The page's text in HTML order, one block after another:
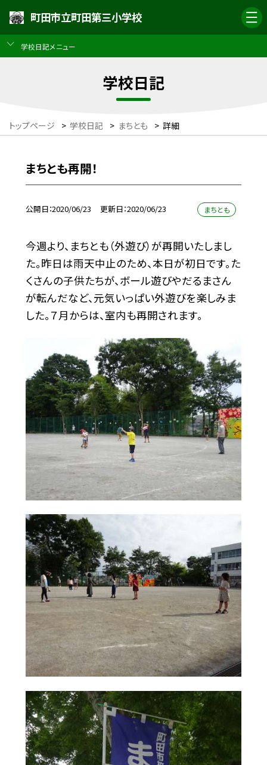
町田市立町田第三小学校
学校日記メニュー
学校日記
トップページ > 学校日記 > まちとも > 詳細
まちとも再開！
公開日 2020/06/23 更新日 2020/06/23 まちとも
今週より、まちとも（外遊び）が再開いたしまし
た。昨日は雨天中止のため、本日が初日です。た
くさんの子供たちが、ボール遊びやだるまさん
が転んだなど、元気いっぱい外遊びを楽しみま
した。７月からは、室内も再開されます。